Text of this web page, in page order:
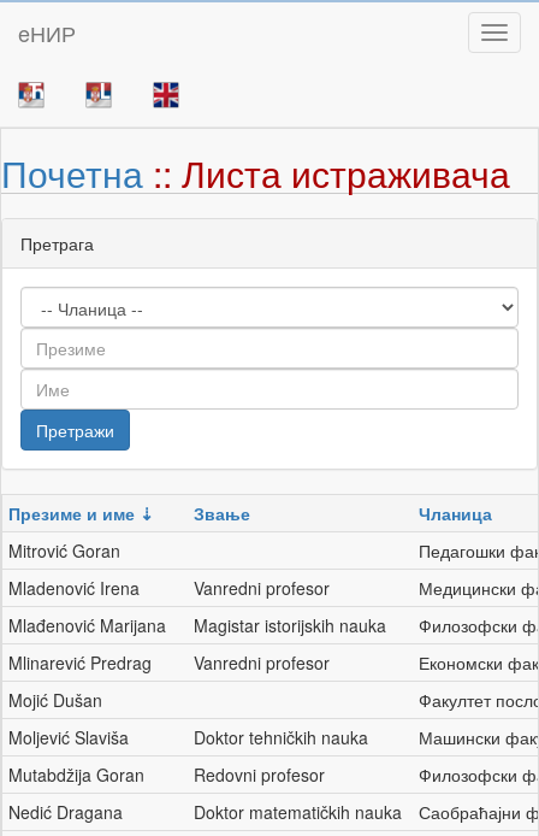
eНИР
Почетна :: Листа истраживача
Претрага
Презиме и име Звање
Чланица
Mitrović Goran
Педагошки
Mladenović Irena
Vanredni profesor
Медицински
Mlađenović Marijana
Magistar istorijskih nauka
Филозофски
Mlinarević Predrag
Vanredni profesor
Економски
Mojić Dušan
Факултет
Moljević Slaviša
Doktor tehničkih nauka
Машински
Mutabdžija Goran
Redovni profesor
Филозофски
Nedić Dragana
Doktor matematičkih nauka
Саобраћајни